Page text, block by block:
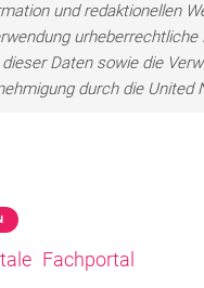
und redaktionellen
Daten sowie die
durch die
Fachportal